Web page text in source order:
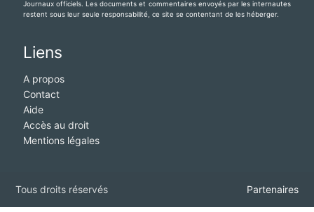
Journaux officiels. Les documents et commentaires envoyés par les internautes
restent sous leur seule responsabilité, ce site se contentant de les héberger.
Liens
A propos
Contact
Aide
Accès au droit
Mentions légales
Tous droits réservés Partenaires